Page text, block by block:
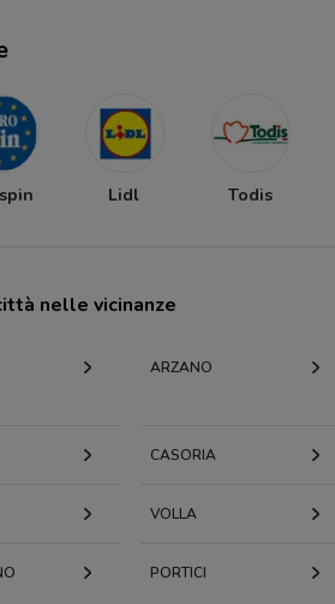
Lidl Todis
nelle vicinanze
ARZANO
CASORIA
VOLLA
PORTICI